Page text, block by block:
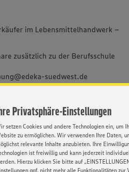
Privatsphäre-Einstellungen
setzen Cookies und andere Technologien ein, um
zu ermöglichen. Wir verwenden Ihre Daten,
relevante Inhalte anzubieten. Ihre
ist freiwillig und kann jederzeit
Hierzu klicken Sie bitte auf
ggf. nicht mehr alle Funktionalitäten zur
im Lebensmittelhandwerk –
zusätzlich zu der Berufsschule
suedwest.de
im Textverlauf nur die
bei uns alle Menschen -
ethnischer und sozialer Herkunft,
Orientierung und Identität.